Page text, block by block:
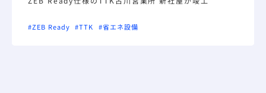
#ZEB Ready #TTK #省エネ設備